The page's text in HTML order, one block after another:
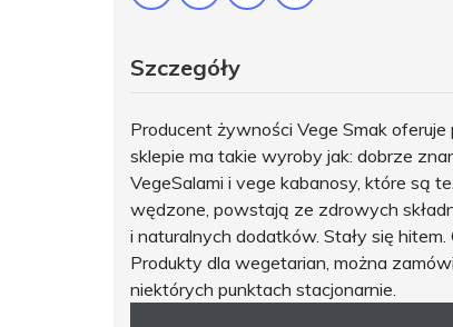
Szczegóły
Producent żywności Vege Smak
sklepie ma takie wyroby jak: dobrze
VegeSalami i vege kabanosy, które są
wędzone, powstają ze zdrowych
i naturalnych dodatków. Stały się
Produkty dla wegetarian, można
niektórych punktach stacjonarnie.